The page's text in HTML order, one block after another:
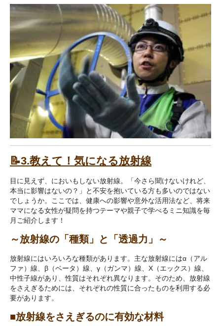
📝3.教えて！気になる放射線
目に見えず、においもしない放射線。「今さら聞けないけれど、
本当に影響はないの？」と不安を抱いている方も多いのではない
でしょうか。ここでは、健康への影響や意外な活用法など、将来
ママになる女性が疑問を持つテーマや親子で学べるミニ知識を毎
月ご紹介します！
～放射線の「種類」と「透過力」～
放射線にはいろいろな種類があります。主な放射線にはα（アル
ファ）線、β（ベータ）線、γ（ガンマ）線、X（エックス）線、
中性子線があり、性質はそれぞれ異なります。そのため、放射線
をさえぎるためには、それぞれの性質に合ったものを利用する必
要があります。
■放射線をさえぎるのに有効な材料